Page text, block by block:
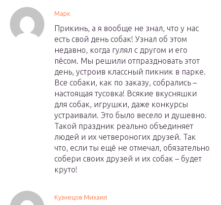
Марк
Прикинь, а я вообще не знал, что у нас
есть свой день собак! Узнал об этом
недавно, когда гулял с другом и его
пёсом. Мы решили отпраздновать этот
день, устроив классный пикник в парке.
Все собаки, как по заказу, собрались –
настоящая тусовка! Всякие вкусняшки
для собак, игрушки, даже конкурсы
устраивали. Это было весело и душевно.
Такой праздник реально объединяет
людей и их четвероногих друзей. Так
что, если ты ещё не отмечал, обязательно
собери своих друзей и их собак – будет
круто!
Кузнецов Михаил